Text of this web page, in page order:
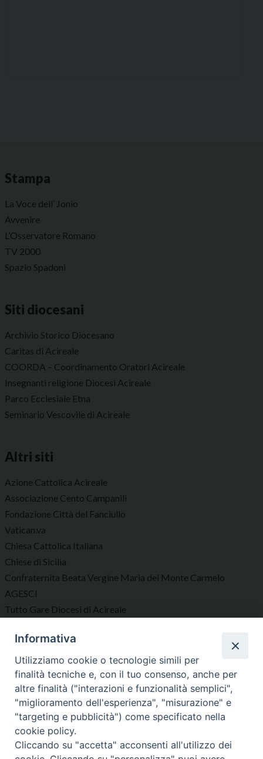
Stampa
La Voce dell’ Jonio
Avvenire
L’Osservatore Romano
TV 2000
Spazio Spadoni
Siti diocesani
Archivio Storico Diocesano
Caritas di Acireale
COORDA – Coordinamento Oratori Acireale
Insegnanti religione Diocesi Acireale
Parco Ecclesiale Etna
Seminario Vescovile di Acireale
Altri siti
Azione Cattolica Acireale
Associazione Cento Campanili
Fondazione Città del Fanciullo
Vatican.va
Chiesa Cattolica Italiana
Chiese di Sicilia
Confraternita Beata Vergine Maria del Monte Carmelo
AGESCI
Tutto Gare Diocesi di Acireale
Diocesi di Acireale
Informativa
Utilizziamo cookie o tecnologie simili per
finalità tecniche e, con il tuo consenso, anche per
altre finalità ("interazioni e funzionalità semplici",
"miglioramento dell'esperienza", "misurazione" e
"targeting e pubblicità") come specificato nella
cookie policy.
Cliccando su "accetta" acconsenti all'utilizzo dei